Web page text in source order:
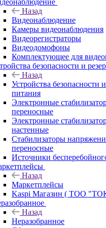
Назад
Видеонаблюдение
Камеры видеонаблюдения
Видеорегистраторы
Видеодомофоны
Комплектующее для
безопасности и
Назад
Устройства безопасности
питания
Электронные
переносные
Электронные
настенные
Стабилизаторы
переносные
Источники
Назад
Маркетплейсы
Kaspi Магазин ( ТОО
Назад
Неразобранное